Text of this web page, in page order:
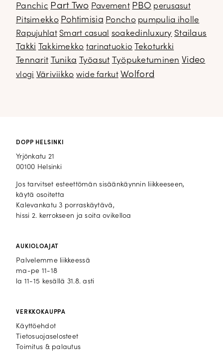
Panchic Part Two Pavement PBO perusasut
Pitsimekko Pohtimisia Poncho pumpulia iholle
Rapujuhlat Smart casual soakedinluxury Stailaus
Takki
Takkimekko tarinatuokio
Tekoturkki
Tennarit
Tunika Työasut Työpuketuminen Video
vlogi Väriviikko wide farkut Wolford
DOPP HELSINKI
Yrjönkatu 21
00100 Helsinki
Jos tarvitset esteettömän sisäänkäynnin liikkeeseen,
käytä osoitetta
Kalevankatu 3 porraskäytävä,
hissi 2. kerrokseen ja soita ovikelloa
AUKIOLOAJAT
Palvelemme liikkeessä
ma-pe 11-18
la 11-15 kesällä 31.8. asti
VERKKOKAUPPA
Käyttöehdot
Tietosuojaselosteet
Toimitus & palautus